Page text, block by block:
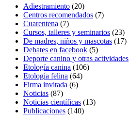
Adiestramiento (20)
Centros recomendados (7)
Cuarentena (7)
Cursos, talleres y seminarios (23)
De madres, niños y mascotas (17)
Debates en facebook (5)
Deporte canino y otras actividades
Etología canina (106)
Etología felina (64)
Firma invitada (6)
Noticias (87)
Noticias científicas (13)
Publicaciones (140)